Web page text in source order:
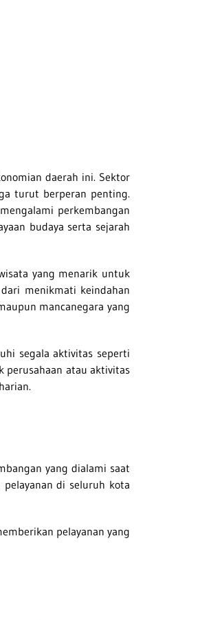
daerah ini. Sektor
turut berperan penting.
perkembangan
budaya serta sejarah
yang menarik untuk
menikmati keindahan
mancanegara yang
segala aktivitas seperti
perusahaan atau aktivitas
.
yang dialami saat
di seluruh kota
pelayanan yang